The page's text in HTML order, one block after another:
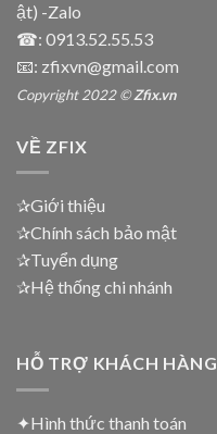
ật) -Zalo
☎: 0913.52.55.53
📧: zfixvn@gmail.com
Copyright 2022 ©Zfix.vn
VỀ ZFIX
✰Giới thiệu
✰Chính sách bảo mật
✰Tuyển dụng
✰Hệ thống chi nhánh
HỖ TRỢ KHÁCH HÀNG
✦Hình thức thanh toán